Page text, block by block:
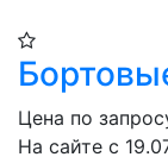
Цена по
На сайте с